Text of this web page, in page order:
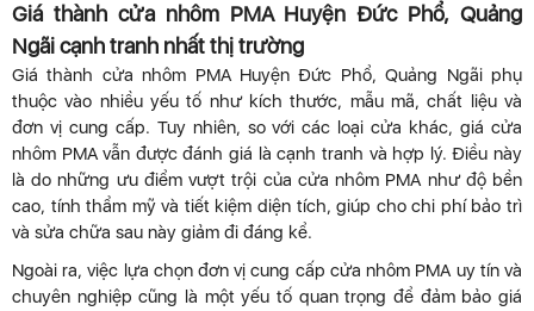
Giá thành cửa nhôm PMA Huyện Đức Phổ, Quảng
Ngãi cạnh tranh nhất thị trường
Giá thành cửa nhôm PMA Huyện Đức Phổ, Quảng Ngãi phụ
thuộc vào nhiều yếu tố như kích thước, mẫu mã, chất liệu và
đơn vị cung cấp. Tuy nhiên, so với các loại cửa khác, giá cửa
nhôm PMA vẫn được đánh giá là cạnh tranh và hợp lý. Điều này
là do những ưu điểm vượt trội của cửa nhôm PMA như độ bền
cao, tính thẩm mỹ và tiết kiệm diện tích, giúp cho chi phí bảo trì
và sửa chữa sau này giảm đi đáng kể.
Ngoài ra, việc lựa chọn đơn vị cung cấp cửa nhôm PMA uy tín và
chuyên nghiệp cũng là một yếu tố quan trọng để đảm bảo giá